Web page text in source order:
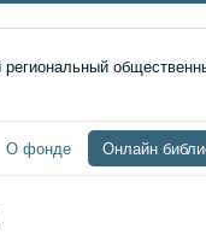
О фонде Онлайн